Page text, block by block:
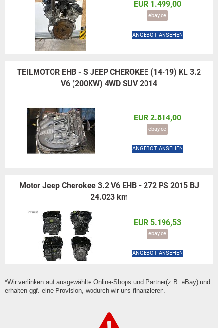
EUR 1.499,00
ebay.de
ANGEBOT ANSEHEN
TEILMOTOR EHB - S JEEP CHEROKEE (14-19) KL 3.2
V6 (200KW) 4WD SUV 2014
EUR 2.814,00
ebay.de
ANGEBOT ANSEHEN
Motor Jeep Cherokee 3.2 V6 EHB - 272 PS 2015 BJ
24.023 km
EUR 5.196,53
ebay.de
ANGEBOT ANSEHEN
*Wir verlinken auf ausgewählte Online-Shops und Partner(z.B. eBay) und
erhalten ggf. eine Provision, wodurch wir uns finanzieren.